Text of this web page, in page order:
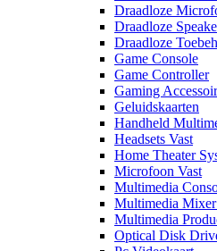
Draadloze
Draadloze
Draadloze
Game Console
Game Controller
Gaming
Geluidskaarten
Handheld
Headsets Vast
Home Theater
Microfoon Vast
Multimedia
Multimedia Mixer
Multimedia
Optical Disk